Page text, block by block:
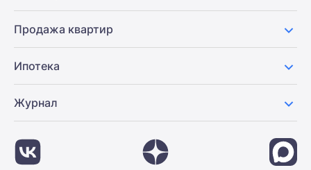
Продажа квартир
Ипотека
Журнал